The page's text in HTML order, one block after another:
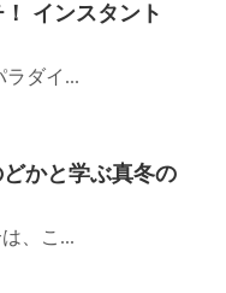
インスタント
ラダイ...
かと学ぶ真冬の
、こ...